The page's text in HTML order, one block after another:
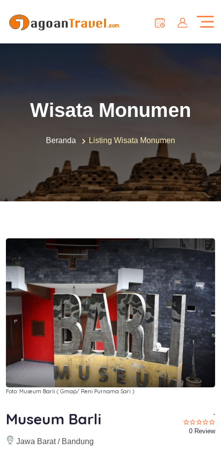
Wisata Monumen
Beranda Listing Wisata Monumen
Foto: Museum Barli ( Gmap/ Reni Purnama Sari )
Museum Barli
Jawa Barat / Bandung
-
0 Review